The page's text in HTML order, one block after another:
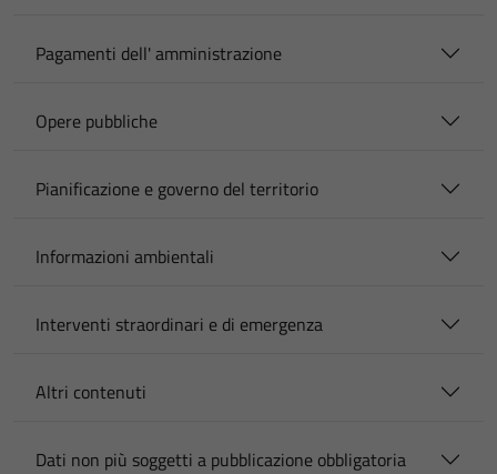
Pagamenti dell' amministrazione
Opere pubbliche
Pianificazione e governo del territorio
Informazioni ambientali
Interventi straordinari e di emergenza
Altri contenuti
Dati non più soggetti a pubblicazione obbligatoria